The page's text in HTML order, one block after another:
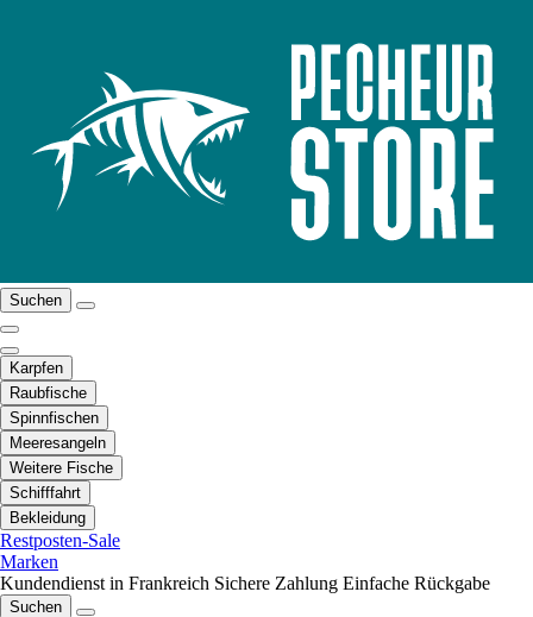
Suchen
Karpfen
Raubfische
Spinnfischen
Meeresangeln
Weitere Fische
Schifffahrt
Bekleidung
Restposten-Sale
Marken
Kundendienst in Frankreich Sichere Zahlung Einfache Rückgabe
Suchen